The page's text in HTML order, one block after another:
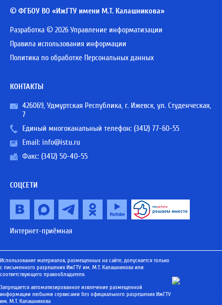
© ФГБОУ ВО «ИжГТУ имени М.Т. Калашникова»
Разработка © 2026 Управление информатизации
Правила использования информации
Политика по обработке Персональных данных
КОНТАКТЫ
426069, Удмуртская Республика, г. Ижевск, ул. Студенческая,
7
Единый многоканальный телефон: (3412) 77-60-55
Email: info@istu.ru
Факс: (3412) 50-40-55
СОЦСЕТИ
Интернет-приёмная
Использование материалов, размещенных на сайте, допускается только
с письменного разрешения ИжГТУ им. М.Т. Калашникова или
соответствующего правообладателя.
Запрещается автоматизированное извлечение размещенной
информации любыми сервисами без официального разрешения ИжГТУ
им. М.Т. Калашникова